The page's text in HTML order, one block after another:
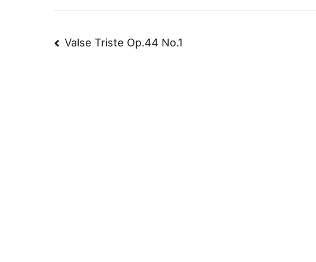
Beitragsnavigation
Valse Triste Op.44 No.1